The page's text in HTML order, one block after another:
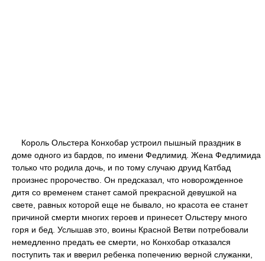
Король Ольстера Конхобар устроил пышный праздник в
доме одного из бардов, по имени Федлимид. Жена Федлимида
только что родила дочь, и по тому случаю друид Катбад
произнес пророчество. Он предсказал, что новорожденное
дитя со временем станет самой прекрасной девушкой на
свете, равных которой еще не бывало, но красота ее станет
причиной смерти многих героев и принесет Ольстеру много
горя и бед. Услышав это, воины Красной Ветви потребовали
немедленно предать ее смерти, но Конхобар отказался
поступить так и вверил ребенка попечению верной служанки,